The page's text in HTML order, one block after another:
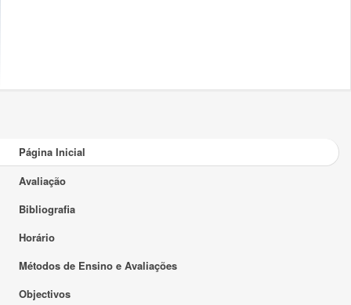
Página Inicial
Avaliação
Bibliografia
Horário
Métodos de Ensino e Avaliações
Objectivos